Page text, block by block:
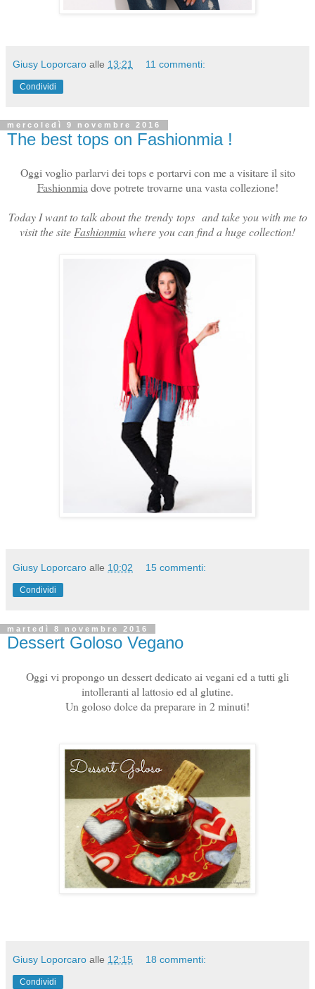
Giusy Loporcaro alle 13:21 11 commenti:
Condividi
mercoledì 9 novembre 2016
The best tops on Fashionmia !
Oggi voglio parlarvi dei tops e portarvi con me a visitare il sito
Fashionmiadove potrete trovarne una vasta collezione!
Today I want to talk about the trendy tops and take you with me to
visit the siteFashionmiawhere you can find a huge collection!
Giusy Loporcaro alle 10:02 15 commenti:
Condividi
martedì 8 novembre 2016
Dessert Goloso Vegano
Oggi vi propongo un dessert dedicato ai vegani ed a tutti gli
intolleranti al lattosio ed al glutine.
Un goloso dolce da preparare in 2 minuti!
Giusy Loporcaro alle 12:15 18 commenti:
Condividi